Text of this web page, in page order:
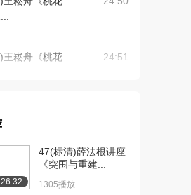
王崧舟《桃花
24:51
)王崧舟《爸爸
33:38
26:32
47(标清)薛法根讲座
《突围与重建...
1305播放